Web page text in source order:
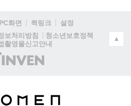
PC화면 퀵링크
설정
보처리방침
청소년보호정책
촬영물신고안내
(주)
인
▲